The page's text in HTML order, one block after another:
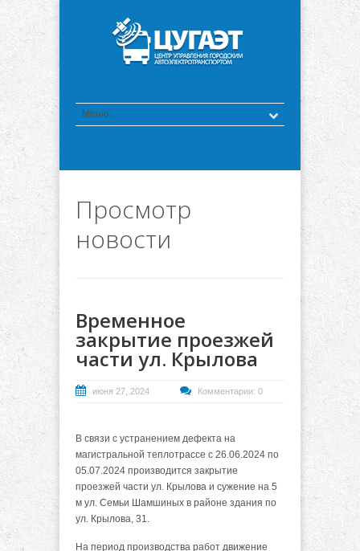
Просмотр
новости
Временное
закрытие проезжей
части ул. Крылова
июня 27, 2024 Комментарии: 0
В связи с устранением дефекта на
магистральной теплотрассе с 26.06.2024 по
05.07.2024 производится закрытие
проезжей части ул. Крылова и сужение на 5
м ул. Семьи Шамшиных в районе здания по
ул. Крылова, 31.
На период производства работ движение